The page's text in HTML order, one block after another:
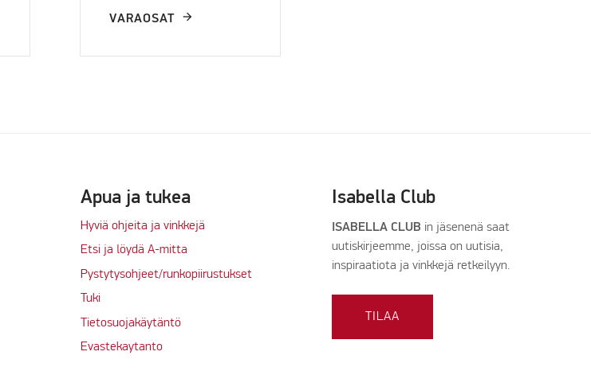
VARAOSAT
Apua ja tukea
Hyviä ohjeita ja vinkkejä
Etsi ja löydä A-mitta
Pystytysohjeet/runkopiirustukset
Tuki
Tietosuojakäytäntö
Evastekaytanto
Isabella Club
ISABELLA CLUB in jäsenenä saat
uutiskirjeemme, joissa on uutisia,
inspiraatiota ja vinkkejä retkeilyyn.
TILAA